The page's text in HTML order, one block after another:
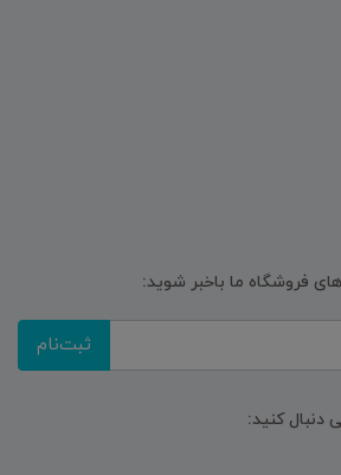
فروشگاه ما باخبر شوید:
ثبت‌نام
دنبال کنید: